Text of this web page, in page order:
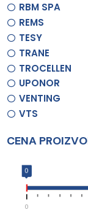
RBM SPA
REMS
TESY
TRANE
TROCELLEN
UPONOR
VENTING
VTS
CENA
0
0